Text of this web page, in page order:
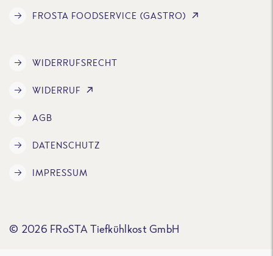
FROSTA FOODSERVICE (GASTRO)
WIDERRUFSRECHT
WIDERRUF
AGB
DATENSCHUTZ
IMPRESSUM
© 2026 FRoSTA Tiefkühlkost GmbH